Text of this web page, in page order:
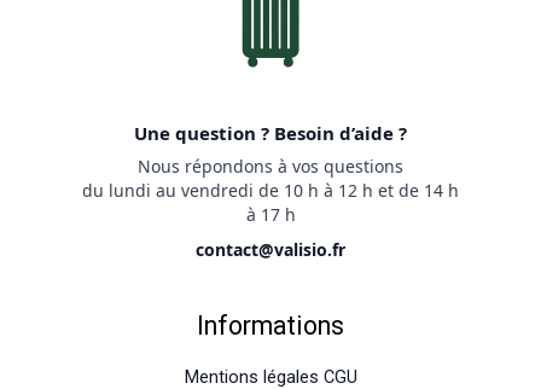
Une question ? Besoin d’aide ?
Nous répondons à vos questions
du lundi au vendredi de 10 h à 12 h et de 14 h
à 17 h
contact@valisio.fr
Informations
Mentions légales CGU